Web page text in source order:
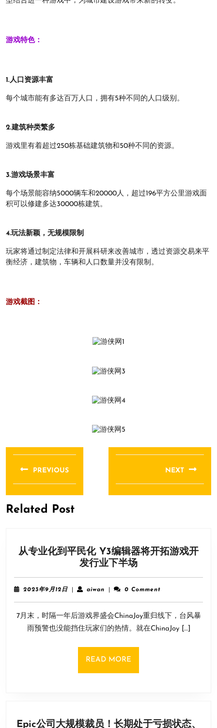
游戏特色：
1.人口资源丰富
每个城市能有多达百万人口，拥有5种不同的人口级别。
2.建筑种类繁多
游戏里有着超过250栋基础建筑物和50种不同的资源。
3.游戏场景丰富
每个场景能容纳5000辆车和20000人，超过196平方公里游戏面
积可以修建多达30000栋建筑。
4.玩法新颖，无规模限制
玩家将通过制定法律和开展科研来改善城市，透过资源交易来平
衡经济，建筑物，车辆和人口数量并没有限制。
游戏截图：
文
导
航
PREVIOUS
post:
NEXT
post:
Related Post
从专业化到平民化 Y3编辑器将开拓游戏开
发行业下半场从
业
平
民
拓
2023年9月12日2023
月
12
日
aiwanaiwan 0 Comment
7月末，时隔一年后游戏界盛会ChinaJoy重归线下，台风暴
雨预警也没能挡住玩家们的热情。就在ChinaJoy […]
READ MORE
Epic公司大规模裁员！长期处于亏损状态、